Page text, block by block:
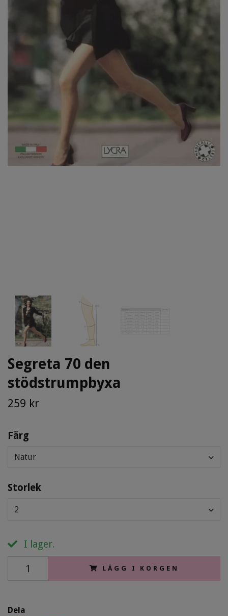
Segreta 70 den
stödstrumpbyxa
259 kr
Färg
Natur
Storlek
2
I lager.
LÄGG I KORGEN
Dela